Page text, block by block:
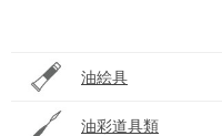
油絵具
油彩道具類